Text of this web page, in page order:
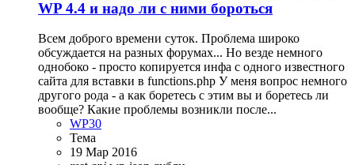
WP 4.4 и надо ли с ними бороться
Всем доброго времени суток. Проблема широко
обсуждается на разных форумах... Но везде немного
однобоко - просто копируется инфа с одного известного
сайта для вставки в functions.php У меня вопрос немного
другого рода - а как боретесь с этим вы и боретесь ли
вообще? Какие проблемы возникли после...
WP30
Тема
19 Мар 2016